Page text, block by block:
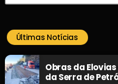
Últimas Notícias
Obras da
da Serra de